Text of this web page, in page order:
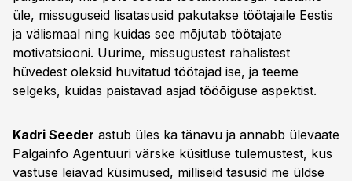
üle, missuguseid lisatasusid pakutakse töötajaile Eestis
ja välismaal ning kuidas see mõjutab töötajate
motivatsiooni. Uurime, missugustest rahalistest
hüvedest oleksid huvitatud töötajad ise, ja teeme
selgeks, kuidas paistavad asjad tööõiguse aspektist.
Kadri Seeder astub üles ka tänavu ja annabb ülevaate
Palgainfo Agentuuri värske küsitluse tulemustest, kus
vastuse leiavad küsimused, milliseid tasusid me üldse